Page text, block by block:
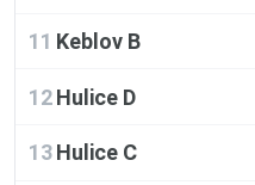
11 Keblov B
12 Hulice D
13 Hulice C